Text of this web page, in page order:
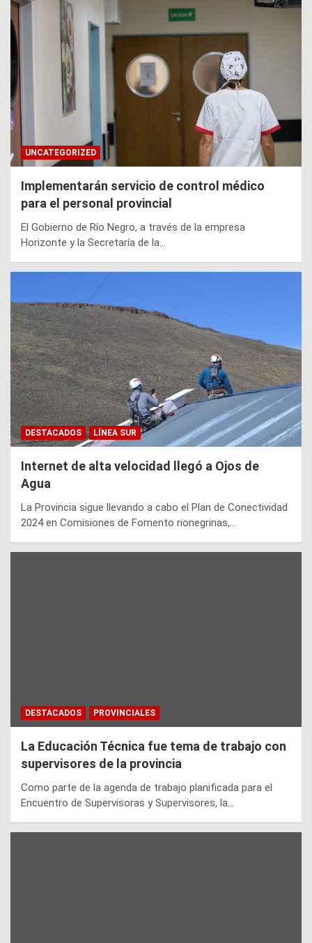
UNCATEGORIZED
Implementarán servicio de control médico
para el personal provincial
El Gobierno de Río Negro, a través de la empresa
Horizonte y la Secretaría de la…
DESTACADOS LÍNEA SUR
Internet de alta velocidad llegó a Ojos de
Agua
La Provincia sigue llevando a cabo el Plan de Conectividad
2024 en Comisiones de Fomento rionegrinas,…
DESTACADOS PROVINCIALES
La Educación Técnica fue tema de trabajo con
supervisores de la provincia
Como parte de la agenda de trabajo planificada para el
Encuentro de Supervisoras y Supervisores, la…